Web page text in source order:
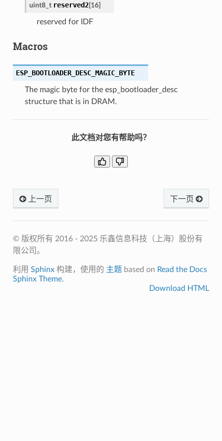
uint8_t reserved2[16]
reserved for IDF
Macros
ESP_BOOTLOADER_DESC_MAGIC_BYTE
The magic byte for the esp_bootloader_desc
structure that is in DRAM.
此文档对您有帮助吗？
上一页 下一页
© 版权所有 2016 - 2025 乐鑫信息科技（上海）股份有
限公司。
利用 Sphinx构建，使用的 主题 based on Read the Docs
Sphinx Theme.
Download HTML